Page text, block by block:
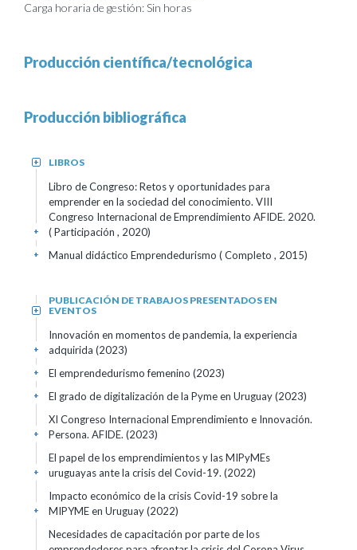
Carga horaria de gestión: Sin horas
Producción científica/tecnológica
Producción bibliográfica
LIBROS
+
Libro de Congreso: Retos y oportunidades para
emprender en la sociedad del conocimiento. VIII
Congreso Internacional de Emprendimiento AFIDE. 2020.
( Participación , 2020)
+
Manual didáctico Emprendedurismo ( Completo , 2015)
+
PUBLICACIÓN DE TRABAJOS PRESENTADOS EN
EVENTOS
+
Innovación en momentos de pandemia, la experiencia
adquirida (2023)
+
El emprendedurismo femenino (2023)
+
El grado de digitalización de la Pyme en Uruguay (2023)
+
XI Congreso Internacional Emprendimiento e Innovación.
Persona. AFIDE. (2023)
+
El papel de los emprendimientos y las MIPyMEs
uruguayas ante la crisis del Covid-19. (2022)
+
Impacto económico de la crisis Covid-19 sobre la
MIPYME en Uruguay (2022)
+
Necesidades de capacitación por parte de los